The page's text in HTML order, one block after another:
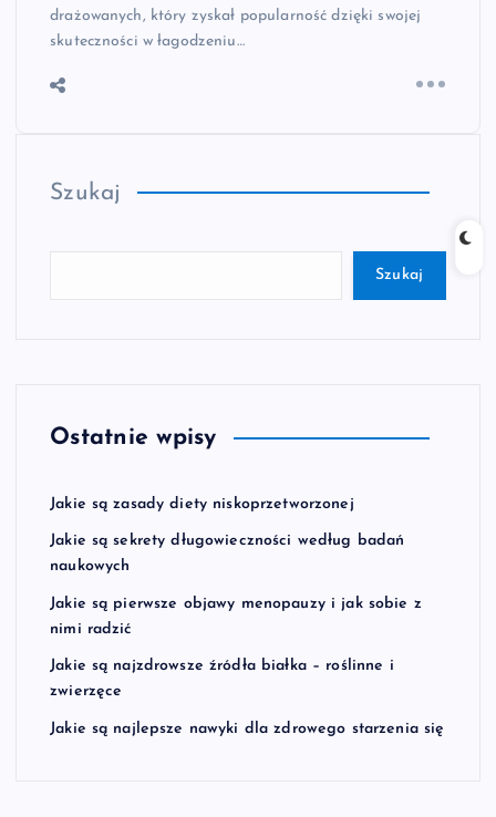
drażowanych, który zyskał popularność dzięki swojej
skuteczności w łagodzeniu…
Szukaj
Szukaj
Ostatnie wpisy
Jakie są zasady diety niskoprzetworzonej
Jakie są sekrety długowieczności według badań
naukowych
Jakie są pierwsze objawy menopauzy i jak sobie z
nimi radzić
Jakie są najzdrowsze źródła białka – roślinne i
zwierzęce
Jakie są najlepsze nawyki dla zdrowego starzenia się